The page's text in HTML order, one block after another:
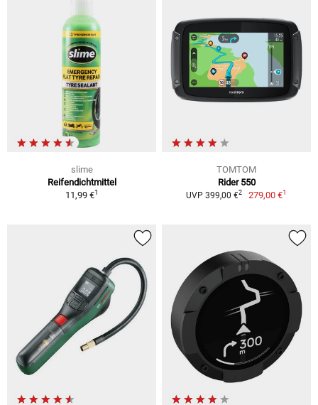
slime
Reifendichtmittel
11,99 €1
TOMTOM
Rider 550
UVP 399,00 €2 279,00 €1